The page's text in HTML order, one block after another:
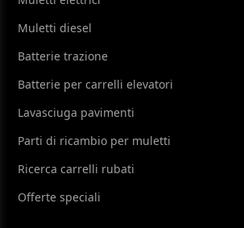
Muletti diesel
Batterie trazione
Batterie per carrelli elevatori
Lavasciuga pavimenti
Parti di ricambio per muletti
Ricerca carrelli rubati
Offerte speciali